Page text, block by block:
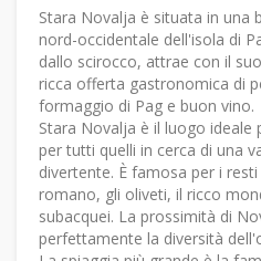
Stara Novalja è situata in una
nord-occidentale dell'isola di
dallo scirocco, attrae con il
ricca offerta gastronomica di
formaggio di Pag e buon vino.
Stara Novalja è il luogo ideale
per tutti quelli in cerca di una
divertente. È famosa per i
romano, gli oliveti, il ricco
subacquei. La prossimità di
perfettamente la diversità